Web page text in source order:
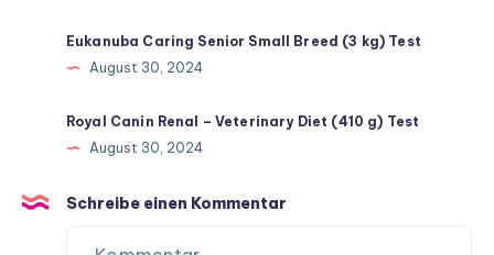
Eukanuba Caring Senior Small Breed (3 kg) Test
August 30, 2024
Royal Canin Renal – Veterinary Diet (410 g) Test
August 30, 2024
Schreibe einen Kommentar